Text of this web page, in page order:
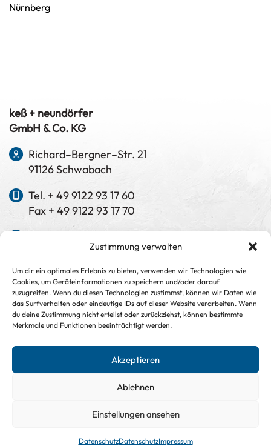
Zustimmung verwalten
Um dir ein optimales Erlebnis zu bieten, verwenden wir Technologien wie
Cookies, um Geräteinformationen zu speichern und/oder darauf
zuzugreifen. Wenn du diesen Technologien zustimmst, können wir Daten wie
das Surfverhalten oder eindeutige IDs auf dieser Website verarbeiten. Wenn
du deine Zustimmung nicht erteilst oder zurückziehst, können bestimmte
Merkmale und Funktionen beeinträchtigt werden.
Akzeptieren
Ablehnen
Einstellungen ansehen
DatenschutzDatenschutzImpressum
Nürnberg
keß + neundörfer
GmbH & Co. KG
Richard–Bergner–Str. 21
91126 Schwabach
Tel. + 49 9122 93 17 60
Fax + 49 9122 93 17 70
www.kess-neundoerfer.de
Manuela Keß
Dipl.-Ing. (FH)
Bauingenieurwesen
Dipl.-Ing. (FH) Architekt